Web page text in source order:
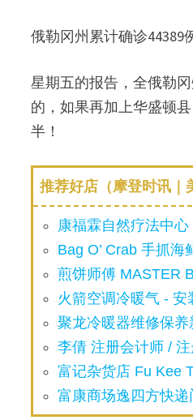
俄勒冈州累计确诊44389
星期五的报告，全俄勒
的，如果再加上华盛顿
半！
推荐好店（摩登时讯｜
康福霖自然疗法中
Bag O’ Crab 手抓
煎饼师傅 MASTER
火箭空调冷暖气 - 安
聚龙冷暖器维修保养
李倩 注册会计师 /
富记杂货店 Fu Kee
富康商场逸四方快递